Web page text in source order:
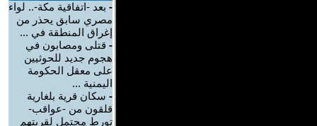
- بعد -اتفاقية مكة-.. لواء
مصري سابق يحذر من
إغراق المنطقة في ...
- قتلى ومصابون في
هجوم جديد للحوثيين
على معقل الحكومة
اليمنية ...
- سكان قرية بلغارية
قلقون من -عواقب-
تورط محتمل لقريتهم